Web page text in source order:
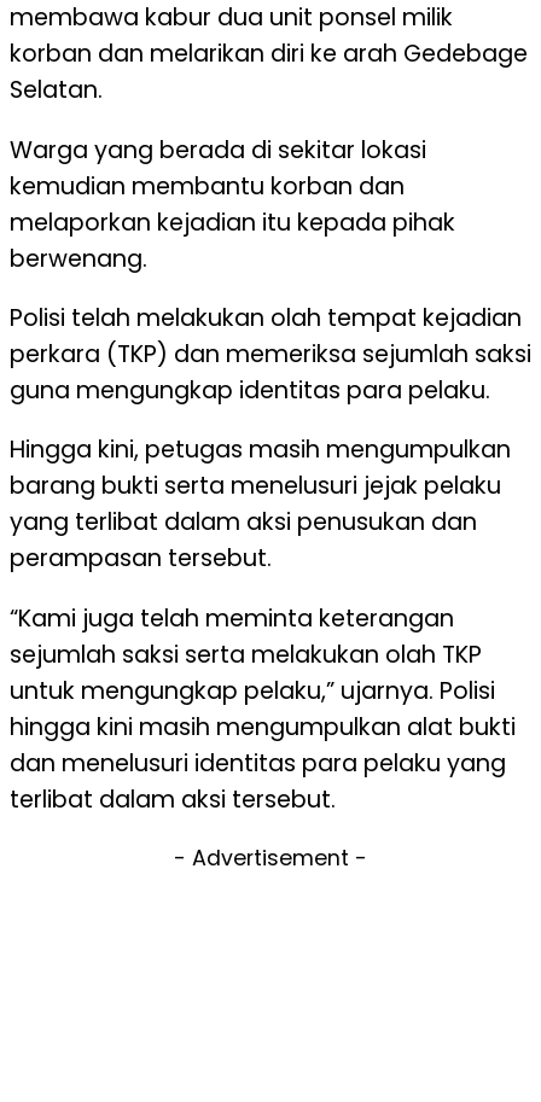
membawa kabur dua unit ponsel milik
korban dan melarikan diri ke arah Gedebage
Selatan.
Warga yang berada di sekitar lokasi
kemudian membantu korban dan
melaporkan kejadian itu kepada pihak
berwenang.
Polisi telah melakukan olah tempat kejadian
perkara (TKP) dan memeriksa sejumlah saksi
guna mengungkap identitas para pelaku.
Hingga kini, petugas masih mengumpulkan
barang bukti serta menelusuri jejak pelaku
yang terlibat dalam aksi penusukan dan
perampasan tersebut.
“Kami juga telah meminta keterangan
sejumlah saksi serta melakukan olah TKP
untuk mengungkap pelaku,” ujarnya. Polisi
hingga kini masih mengumpulkan alat bukti
dan menelusuri identitas para pelaku yang
terlibat dalam aksi tersebut.
- Advertisement -